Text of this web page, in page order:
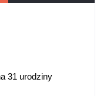
31 urodziny